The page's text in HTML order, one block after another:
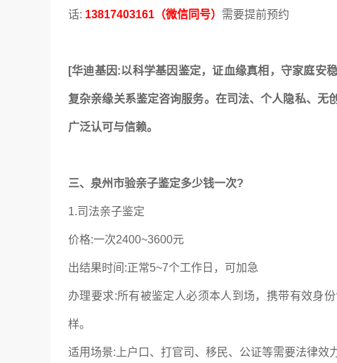
话: 13817403161（微信同号） 需要提前预约
[华迪基因:以科学基因鉴定，证血缘真相，守家庭安
复杂亲缘关系鉴定咨询服务。在司法、个人隐私、
广泛认可与信赖。
三、泉州市验亲子鉴定多少钱一次?
1.司法亲子鉴定
价格:一次2400~3600元
出结果时间:正常5~7个工作日，可加急
办理要求:所有被鉴定人必须本人到场，携带有效身
样。
适用场景:上户口、打官司、移民、公证等需要法律效